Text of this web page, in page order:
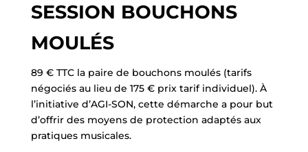
SESSION BOUCHONS
MOULÉS
89 € TTC la paire de bouchons moulés (tarifs
négociés au lieu de 175 € prix tarif individuel). À
l’initiative d’AGI-SON, cette démarche a pour but
d’offrir des moyens de protection adaptés aux
pratiques musicales.